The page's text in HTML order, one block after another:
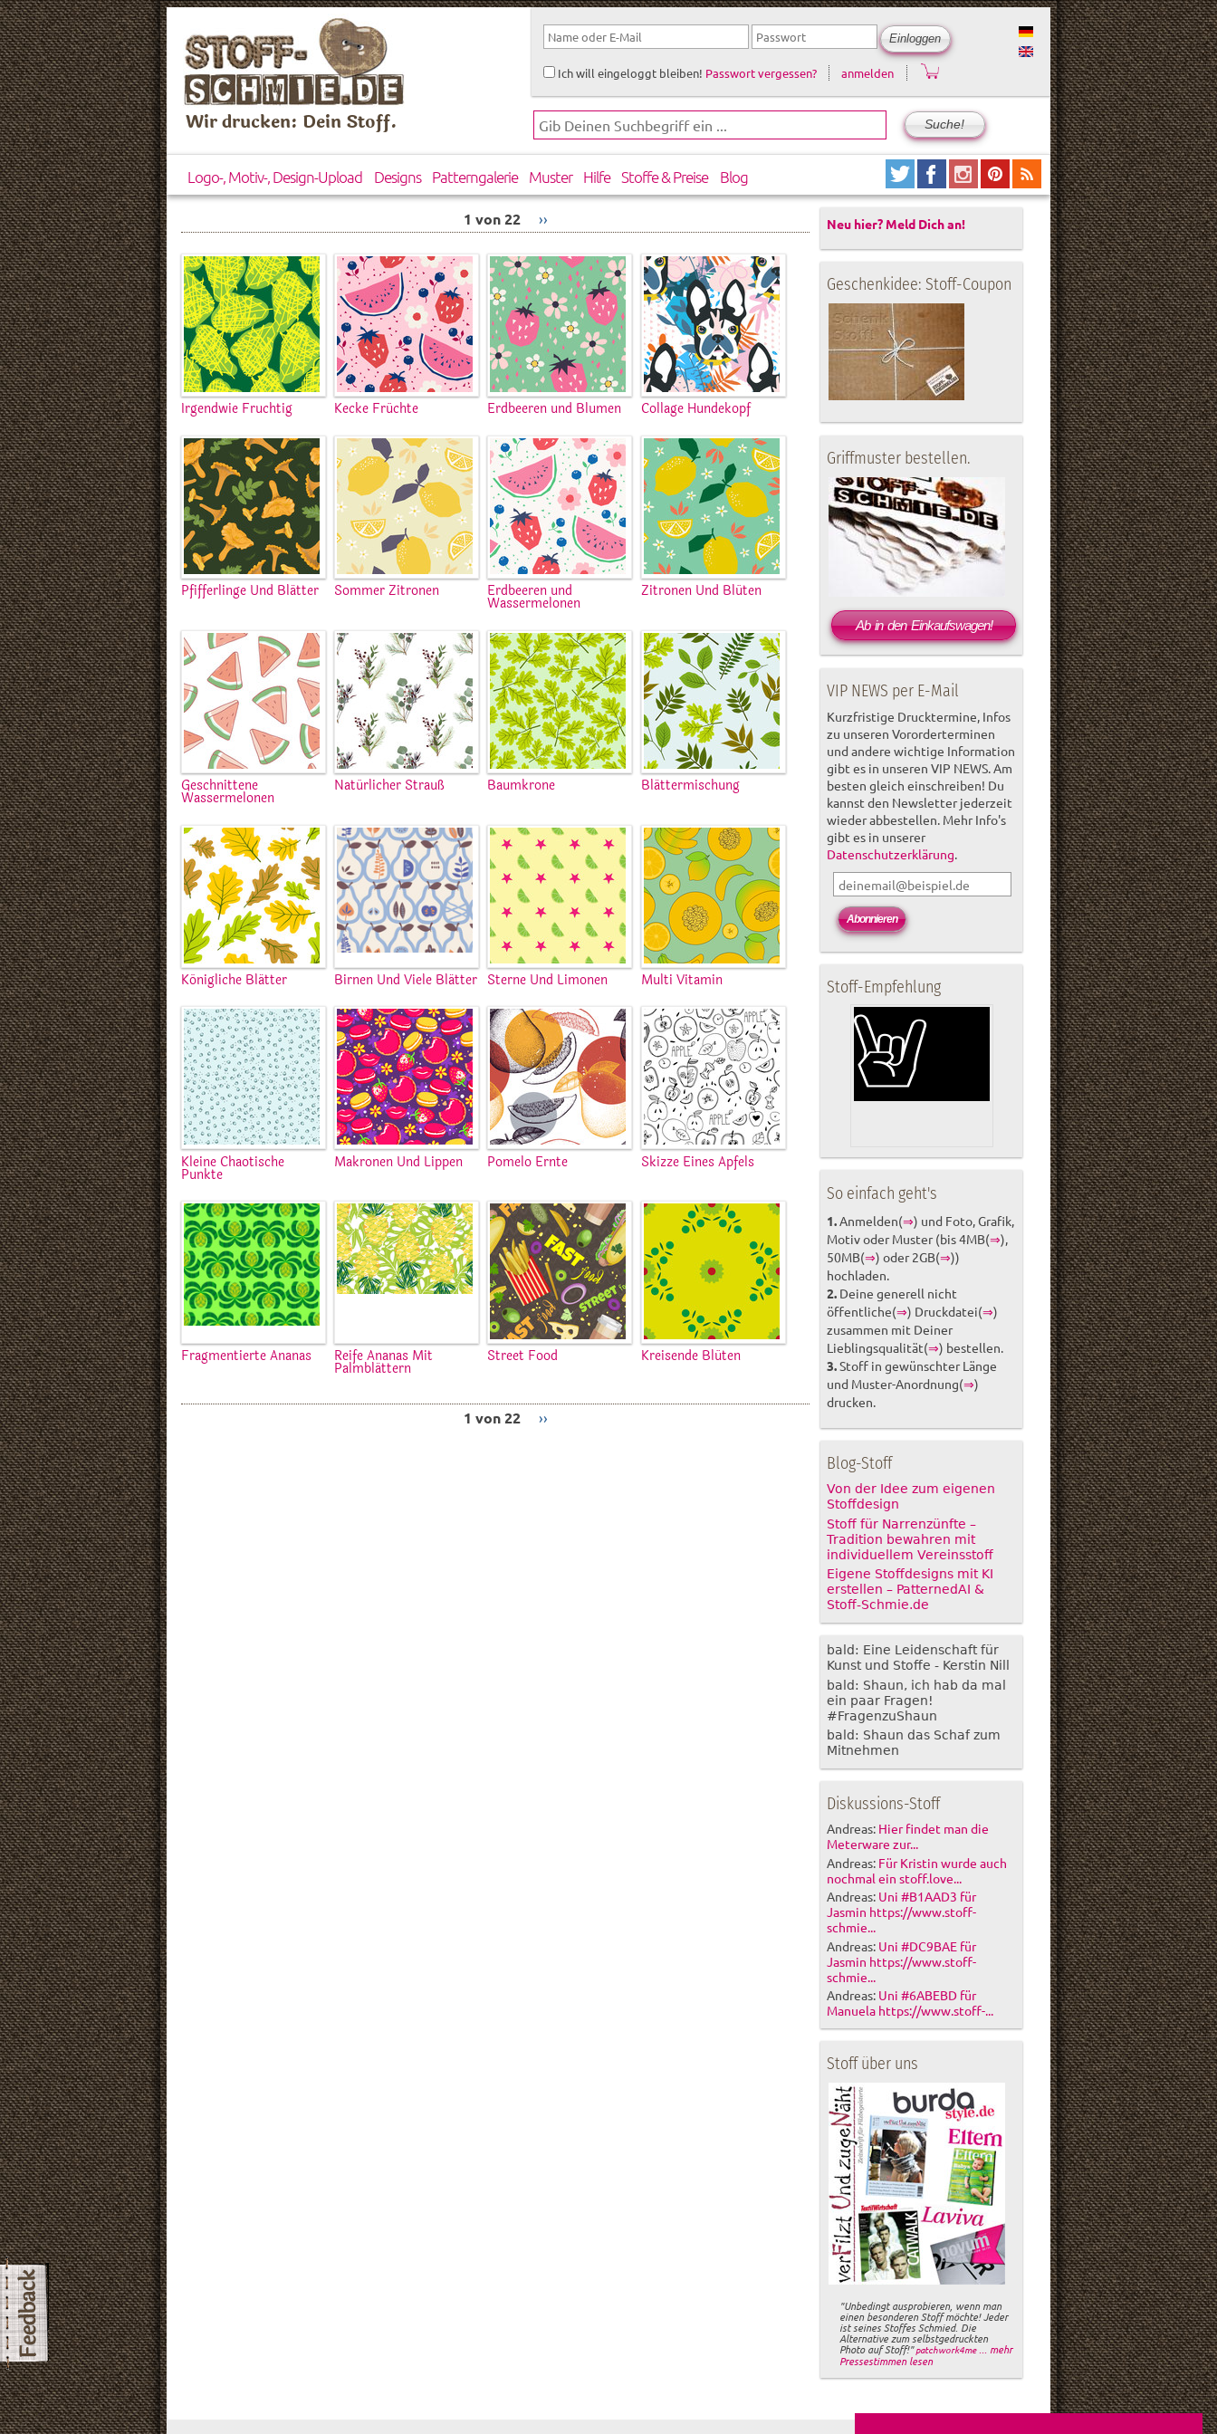
Wir drucken: Dein Stoff.
Ich will eingeloggt bleiben! Passwort vergessen? anmelden
Logo-, Motiv-, Design-Upload Designs Patterngalerie Muster Hilfe Stoffe & Preise Blog
1 von 22 ››
Irgendwie Fruchtig Kecke Früchte Erdbeeren und Blumen Collage Hundekopf
Pfifferlinge Und Blätter Sommer Zitronen Erdbeeren und
Wassermelonen
Zitronen Und Blüten
Geschnittene
Wassermelonen
Natürlicher Strauß Baumkrone Blättermischung
Königliche Blätter Birnen Und Viele Blätter Sterne Und Limonen Multi Vitamin
Kleine Chaotische
Punkte
Makronen Und Lippen Pomelo Ernte Skizze Eines Apfels
Fragmentierte Ananas Reife Ananas Mit
Palmblättern
Street Food Kreisende Blüten
1 von 22 ››
Neu hier? Meld Dich an!
Geschenkidee: Stoff-Coupon
Griffmuster bestellen.
Ab in den Einkaufswagen!
VIP NEWS per E-Mail
Kurzfristige Drucktermine, Infos
zu unseren Vororderterminen
und andere wichtige Information
gibt es in unseren VIP NEWS. Am
besten gleich einschreiben! Du
kannst den Newsletter jederzeit
wieder abbestellen. Mehr Info's
gibt es in unserer
Datenschutzerklärung.
Stoff-Empfehlung
So einfach geht's
1.Anmelden(⇒) und Foto, Grafik,
Motiv oder Muster (bis 4MB(⇒),
50MB(⇒) oder 2GB(⇒))
hochladen.
2. Deine generell nicht
öffentliche(⇒) Druckdatei(⇒)
zusammen mit Deiner
Lieblingsqualität(⇒) bestellen.
3.Stoff in gewünschter Länge
und Muster-Anordnung(⇒)
drucken.
Blog-Stoff
Von der Idee zum eigenen
Stoffdesign
Stoff für Narrenzünfte –
Tradition bewahren mit
individuellem Vereinsstoff
Eigene Stoffdesigns mit KI
erstellen – PatternedAI &
Stoff-Schmie.de
bald: Eine Leidenschaft für
Kunst und Stoffe - Kerstin Nill
bald: Shaun, ich hab da mal
ein paar Fragen!
#FragenzuShaun
bald: Shaun das Schaf zum
Mitnehmen
Diskussions-Stoff
Andreas: Hier findet man die
Meterware zur...
Andreas: Für Kristin wurde auch
nochmal ein stoff.love...
Andreas: Uni #B1AAD3 für
Jasmin https://www.stoff-
schmie...
Andreas: Uni #DC9BAE für
Jasmin https://www.stoff-
schmie...
Andreas: Uni #6ABEBD für
Manuela https://www.stoff-...
Stoff über uns
"Unbedingt ausprobieren, wenn man
einen besonderen Stoff möchte! Jeder
ist seines Stoffes Schmied. Die
Alternative zum selbstgedruckten
Photo auf Stoff!"patchwork4me ... mehr
Pressestimmen lesen